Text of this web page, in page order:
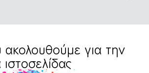
για την